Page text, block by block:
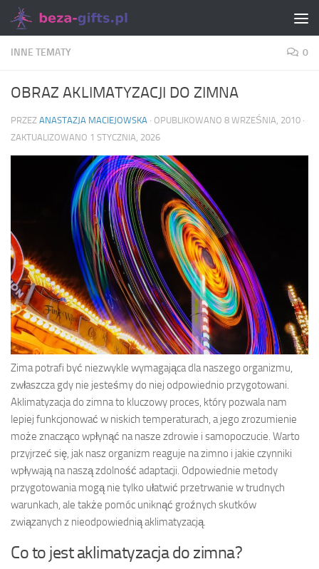
Skip to content
INNE TEMATY 0
OBRAZ AKLIMATYZACJI DO ZIMNA
PRZEZ ANASTAZJA MACIEJOWSKA · OPUBLIKOWANO 8 WRZEŚNIA, 2010 ·
ZAKTUALIZOWANO 1 STYCZNIA, 2026
Zima potrafi być niezwykle wymagająca dla naszego organizmu,
zwłaszcza gdy nie jesteśmy do niej odpowiednio przygotowani.
Aklimatyzacja do zimna to kluczowy proces, który pozwala nam
lepiej funkcjonować w niskich temperaturach, a jego zrozumienie
może znacząco wpłynąć na nasze zdrowie i samopoczucie. Warto
przyjrzeć się, jak nasz organizm reaguje na zimno i jakie czynniki
wpływają na naszą zdolność adaptacji. Odpowiednie metody
przygotowania mogą nie tylko ułatwić przetrwanie w trudnych
warunkach, ale także pomóc uniknąć groźnych skutków
związanych z nieodpowiednią aklimatyzacją.
Co to jest aklimatyzacja do zimna?